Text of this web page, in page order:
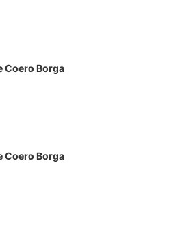
Coero Borga
Coero Borga